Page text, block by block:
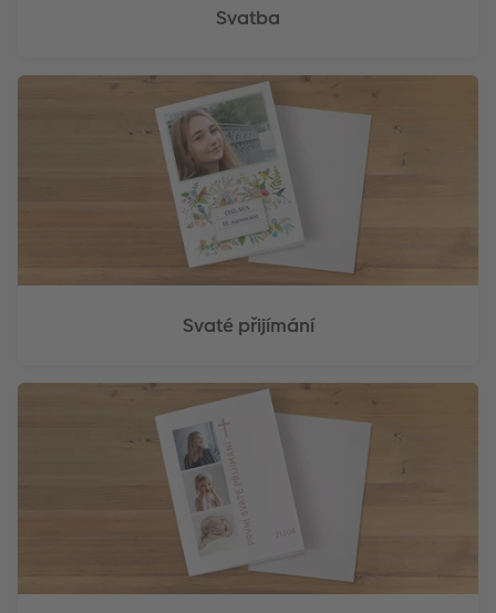
Svatba
Svaté přijímání